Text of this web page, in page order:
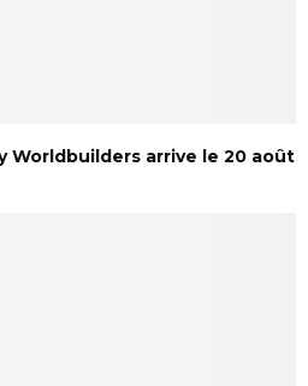
Worldbuilders arrive le 20 août